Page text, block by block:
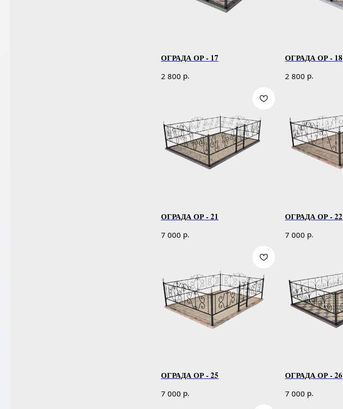
ОГРАДА ОР - 17
2 800 р.
ОГРАДА ОР - 18
2 800 р.
ОГРАДА ОР - 21
7 000 р.
ОГРАДА ОР - 22
7 000 р.
ОГРАДА ОР - 25
7 000 р.
ОГРАДА ОР - 26
7 000 р.